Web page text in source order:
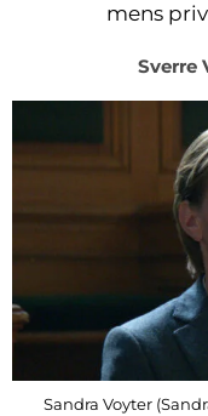
mens
Sverre
Sandra Voyter